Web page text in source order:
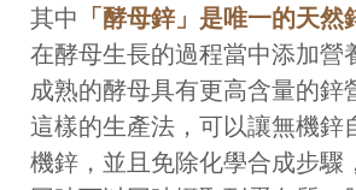
其中 「酵母鋅」是唯一的天然
在酵母生長的過程當中添加營
成熟的酵母具有更高含量的鋅
這樣的生產法，可以讓無機鋅
機鋅，並且免除化學合成步驟